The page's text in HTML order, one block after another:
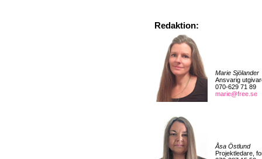
Redaktion:
Marie Sjölander
Ansvarig
070-629 71 89
marie@free.se
Åsa Östlund
Projektledare,